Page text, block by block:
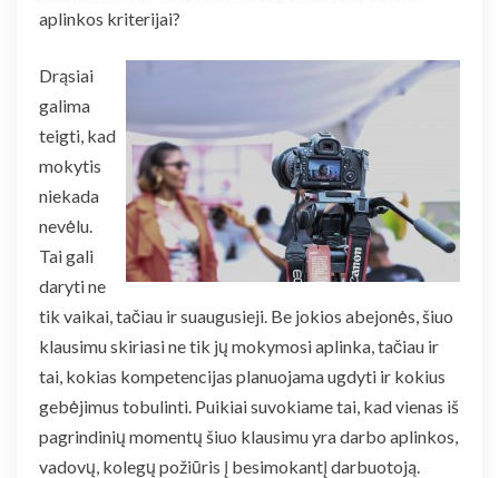
aplinkos kriterijai?
Drąsiai
galima
teigti, kad
mokytis
niekada
nevėlu.
Tai gali
daryti ne
tik vaikai, tačiau ir suaugusieji. Be jokios abejonės, šiuo
klausimu skiriasi ne tik jų mokymosi aplinka, tačiau ir
tai, kokias kompetencijas planuojama ugdyti ir kokius
gebėjimus tobulinti. Puikiai suvokiame tai, kad vienas iš
pagrindinių momentų šiuo klausimu yra darbo aplinkos,
vadovų, kolegų požiūris į besimokantį darbuotoją.